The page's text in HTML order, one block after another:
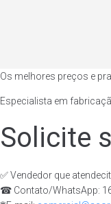
Os melhores preços e
Especialista em
Solicite
✅ Vendedor que
☎ Contato/WhatsApp: